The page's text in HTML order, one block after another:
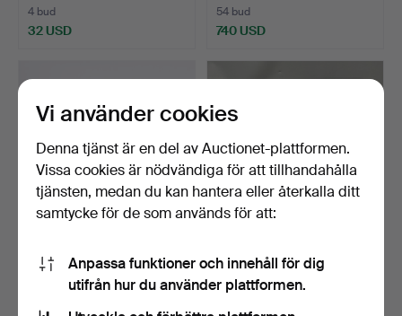
4 bud
32 USD
54 bud
740 USD
JUST ANDERSEN. Art
Deco-fat i tenn med två…
Klubbades 5 aug 2026
232.PARTI BLANDAT
METALLFÖREMÅL.
Vi använder cookies
Denna tjänst är en del av Auctionet-plattformen.
Vissa cookies är nödvändiga för att tillhandahålla
tjänsten, medan du kan hantera eller återkalla ditt
samtycke för de som används för att:
Anpassa funktioner och innehåll för dig
utifrån hur du använder plattformen.